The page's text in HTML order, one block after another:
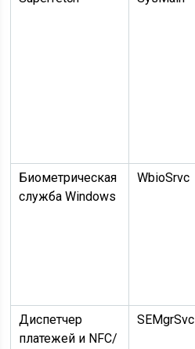
Биометрическая
служба Windows
WbioSrvc
Диспетчер
платежей и NFC/
SEMgrSvc